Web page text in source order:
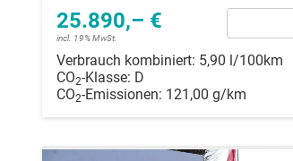
25.890,– €
incl. 19% MwSt.
Verbrauch kombiniert: 5,90 l/100km
CO2-Klasse: D
CO2-Emissionen: 121,00 g/km